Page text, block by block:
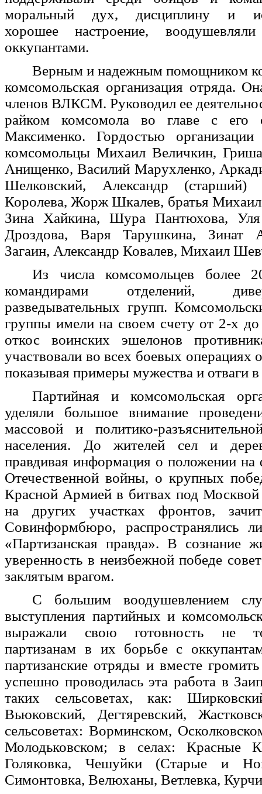
моральный дух, дисциплину и
хорошее настроение,
оккупантами.
Верным и надежным помощником
комсомольская организация отряда.
членов ВЛКСМ. Руководил ее
райком комсомола во главе с его
Максименко. Гордостью
комсомольцы Михаил Величкин,
Анищенко, Василий Марухленко,
Шелковский, Александр
Королева, Жорж Шкалев, братья
Зина Хайкина, Шура Пантюхова, Уля
Дроздова, Варя Тарушкина, Зинат
Загаин, Александр Ковалев, Михаил
Из числа комсомольцев более
командирами отделений,
разведывательных групп.
группы имели на своем счету от 2-х
откос воинских эшелонов
участвовали во всех боевых операциях
показывая примеры мужества и отваги
Партийная и комсомольская
уделяли большое внимание
массовой и политико-
населения. До жителей сел и
правдивая информация о положении на
Отечественной войны, о крупных
Красной Армией в битвах под
на других участках фронтов,
Совинформбюро, распространялись
«Партизанская правда». В сознание
уверенность в неизбежной победе
заклятым врагом.
С большим воодушевлением
выступления партийных и
выражали свою готовность не
партизанам в их борьбе с
партизанские отряды и вместе
успешно проводилась эта работа в
таких сельсоветах, как:
Вьюковский, Дегтяревский,
сельсоветах: Ворминском,
Молодьковском; в селах: Красные
Голяковка, Чешуйки (Старые и
Симонтовка, Велюханы, Ветлевка,